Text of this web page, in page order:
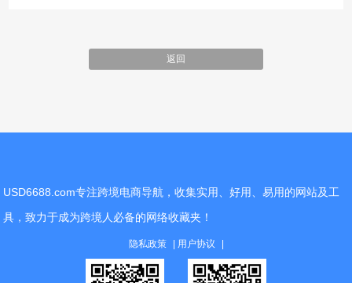
返回
USD6688.com专注跨境电商导航，收集实用、好用、易用的网站及工
具，致力于成为跨境人必备的网络收藏夹！
隐私政策 用户协议